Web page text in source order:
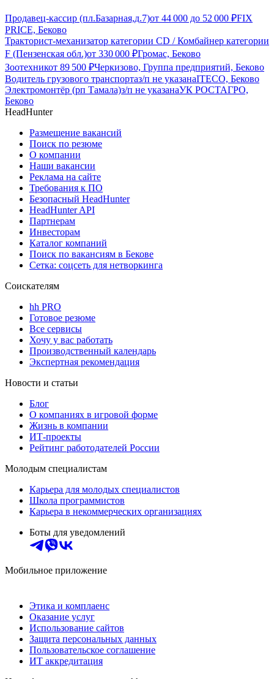
Продавец-кассир (пл.Базарная,д.7)от 44 000 до 52 000 ₽FIX
PRICE, Беково
Тракторист-механизатор категории CD / Комбайнер категории
F (Пензенская обл.)от 330 000 ₽Громас, Беково
Зоотехникот 89 500 ₽Черкизово, Группа предприятий, Беково
Водитель грузового транспортаз/п не указанаITECO, Беково
Электромонтёр (рп Тамала)з/п не указанаУК РОСТАГРО,
Беково
HeadHunter
Размещение вакансий
Поиск по резюме
О компании
Наши вакансии
Реклама на сайте
Требования к ПО
Безопасный HeadHunter
HeadHunter API
Партнерам
Инвесторам
Каталог компаний
Поиск по вакансиям в Бекове
Сетка: соцсеть для нетворкинга
Соискателям
hh PRO
Готовое резюме
Все сервисы
Хочу у вас работать
Производственный календарь
Экспертная рекомендация
Новости и статьи
Блог
О компаниях в игровой форме
Жизнь в компании
ИТ-проекты
Рейтинг работодателей России
Молодым специалистам
Карьера для молодых специалистов
Школа программистов
Карьера в некоммерческих организациях
Боты для уведомлений
Мобильное приложение
Этика и комплаенс
Оказание услуг
Использование сайтов
Защита персональных данных
Пользовательское соглашение
ИТ аккредитация